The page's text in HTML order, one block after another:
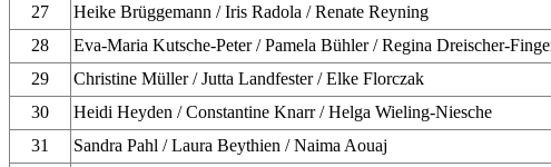
27
Heike Brüggemann / Iris Radola / Renate Reyning
28
Eva-Maria Kutsche-Peter / Pamela Bühler / Regina Dreischer-
29
Christine Müller / Jutta Landfester / Elke Florczak
30
Heidi Heyden / Constantine Knarr / Helga Wieling-Niesche
31
Sandra Pahl / Laura Beythien / Naima Aouaj